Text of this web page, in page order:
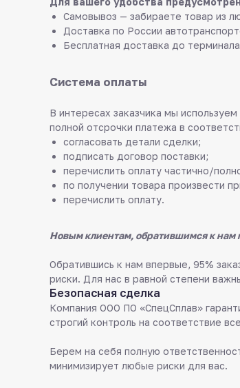
Самовывоз — забираете товар из
Доставка по России
Бесплатная доставка до
Система оплаты
В интересах заказчика мы
полной отсрочки платежа в
согласовать детали сделки;
подписать договор поставки;
перечислить оплату частично/
по получении товара произвести
перечислить оплату.
Новым клиентам, обратившимся к нам
Обратившись к нам впервые, 95%
риски. Для нас в равной степени
Безопасная сделка
Компания ООО ПО «СпецСплав»
строгий контроль на соответствие
Берем на себя полную
минимизирует любые риски для вас.